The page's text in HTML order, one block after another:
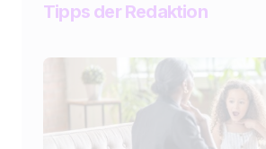
Tipps der Redaktion